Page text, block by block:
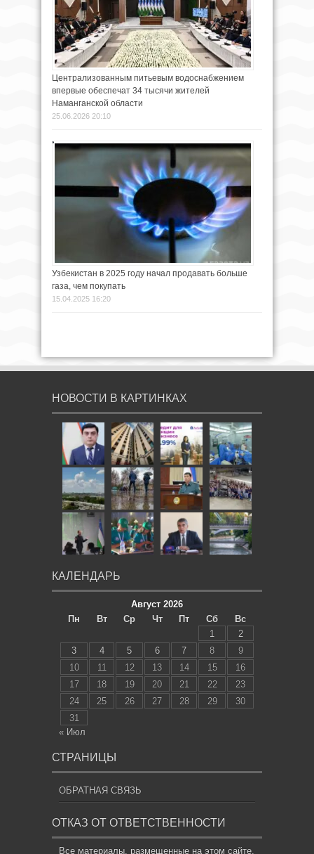
Централизованным питьевым водоснабжением
впервые обеспечат 34 тысячи жителей
Наманганской области
25.06.2026 20:10
Узбекистан в 2025 году начал продавать больше
газа, чем покупать
15.04.2025 16:20
НОВОСТИ В КАРТИНКАХ
КАЛЕНДАРЬ
Август 2026
Пн
Вт Ср Чт Пт Сб
Вс
1
2
3
4 5 6 7 8
9
10
11 12 13 14 15
16
17
18 19 20 21 22
23
24
25 26 27 28 29
30
31
« Июл
СТРАНИЦЫ
ОБРАТНАЯ СВЯЗЬ
ОТКАЗ ОТ ОТВЕТСТВЕННОСТИ
Все материалы, размещенные на этом сайте,